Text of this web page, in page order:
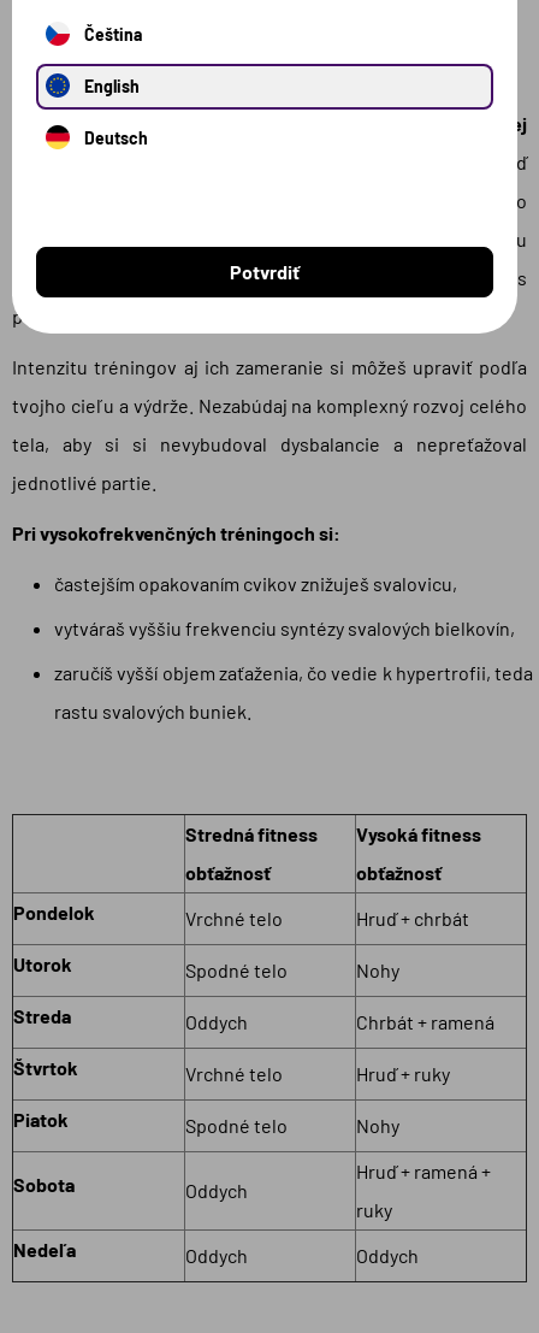
Vysoká frekvencia
Tento typ tréningu zahŕňa
precvičenie každej svalovej
To znamená, že keď
napríklad v pondelok budeš trénovať ruky, znovu si ich dáš vo
štvrtok a nedeľu. Naplánovanie tréningov môže byť trochu
náročnejšie, lebo pri tom skladáš akési kalendárové fitness
puzzle.
Intenzitu tréningov aj ich zameranie si môžeš upraviť podľa
tvojho cieľu a výdrže. Nezabúdaj na komplexný rozvoj celého
tela, aby si si nevybudoval dysbalancie a nepreťažoval
jednotlivé partie.
Pri vysokofrekvenčných tréningoch si:
častejším opakovaním cvikov znižuješ svalovicu,
vytváraš vyššiu frekvenciu syntézy svalových bielkovín,
zaručíš vyšší objem zaťaženia, čo vedie k hypertrofii, teda
rastu svalových buniek.
Stredná fitness
obťažnosť
Vysoká fitness
obťažnosť
Pondelok
Vrchné telo
Hruď + chrbát
Utorok
Spodné telo
Nohy
Streda
Oddych
Chrbát + ramená
Štvrtok
Vrchné telo
Hruď + ruky
Piatok
Spodné telo Nohy
Sobota Oddych
Hruď + ramená +
ruky
Nedeľa
Oddych Oddych
Čeština
English
Deutsch
Potvrdiť